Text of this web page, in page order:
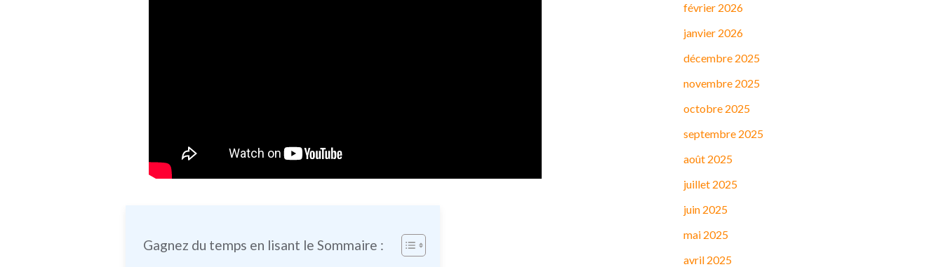
Gagnez du temps en lisant le Sommaire :
février 2026
janvier 2026
décembre 2025
novembre 2025
octobre 2025
septembre 2025
août 2025
juillet 2025
juin 2025
mai 2025
avril 2025